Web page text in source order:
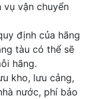
vận chuyển
định của hãng
tàu có thể sẽ
hãng.
kho, lưu cảng,
nước, phí bảo